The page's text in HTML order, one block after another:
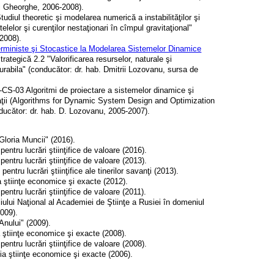
2006-2008).
theoretic şi modelarea numerică a instabilităţilor şi
şi curenţilor nestaţionari în cîmpul gravitaţional"
şi Stocastice la Modelarea Sistemelor Dinamice
2.2 "Valorificarea resurselor, naturale şi
(conducător: dr. hab. Dmitrii Lozovanu, sursa de
03 Algoritmi de proiectare a sistemelor dinamice şi
(Algorithms for Dynamic System Design and Optimization
dr. hab. D. Lozovanu, 2005-2007).
Muncii" (2016).
lucrări ştiinţifice de valoare (2016).
lucrări ştiinţifice de valoare (2013).
lucrări ştiinţifice ale tinerilor savanţi (2013).
economice şi exacte (2012).
lucrări ştiinţifice de valoare (2011).
Naţional al Academiei de Ştiinţe a Rusiei în domeniul
(2009).
economice şi exacte (2008).
lucrări ştiinţifice de valoare (2008).
ştiinţe economice şi exacte (2006).